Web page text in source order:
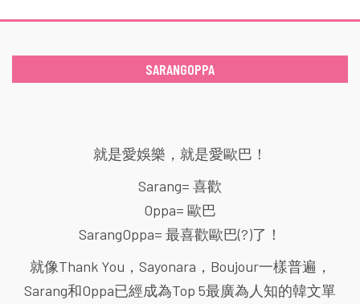
SARANGOPPA
就是愛娛樂，就是愛歐巴！
Sarang= 喜歡
Oppa= 歐巴
SarangOppa= 最喜歡歐巴(?)了！
就像Thank You，Sayonara，Boujour一樣普遍，
Sarang和Oppa已經成為Top 5最廣為人知的韓文單